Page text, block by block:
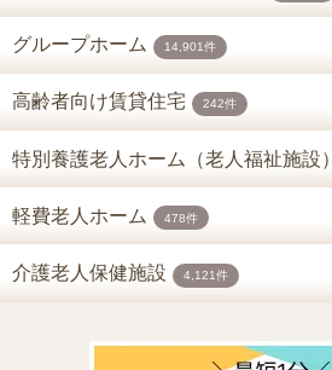
グループホーム 14,901件
高齢者向け賃貸住宅 242件
特別養護老人ホーム（老人福祉施設）
軽費老人ホーム 478件
介護老人保健施設 4,121件